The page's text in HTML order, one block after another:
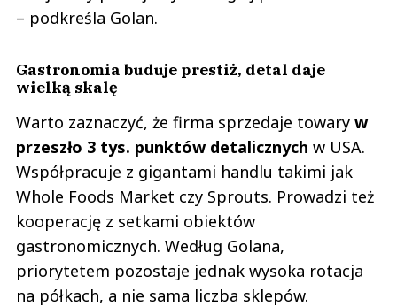
– podkreśla Golan.
Gastronomia buduje prestiż, detal daje
wielką skalę
Warto zaznaczyć, że firma sprzedaje towary w
przeszło 3 tys. punktów detalicznych w USA.
Współpracuje z gigantami handlu takimi jak
Whole Foods Market czy Sprouts. Prowadzi też
kooperację z setkami obiektów
gastronomicznych. Według Golana,
priorytetem pozostaje jednak wysoka rotacja
na półkach, a nie sama liczba sklepów.